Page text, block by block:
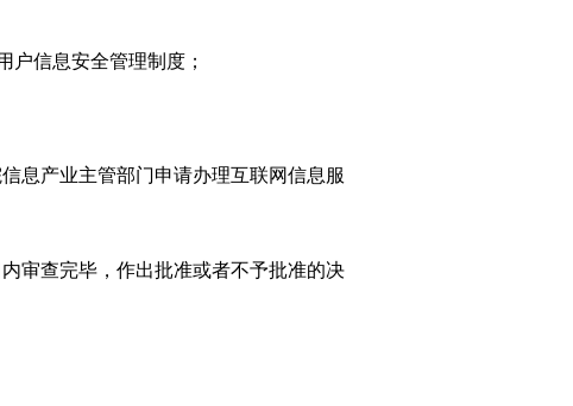
信息安全管理制度；
产业主管部门申请办理互联网信息服
审查完毕，作出批准或者不予批准的决